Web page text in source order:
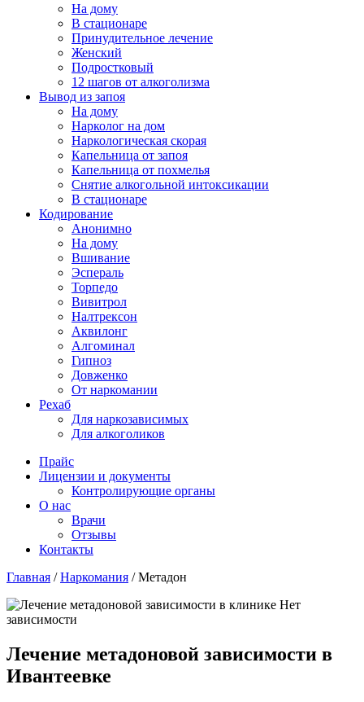
На дому
В стационаре
Принудительное лечение
Женский
Подростковый
12 шагов от алкоголизма
Вывод из запоя
На дому
Нарколог на дом
Наркологическая скорая
Капельница от запоя
Капельница от похмелья
Снятие алкогольной интоксикации
В стационаре
Кодирование
Анонимно
На дому
Вшивание
Эспераль
Торпедо
Вивитрол
Налтрексон
Аквилонг
Алгоминал
Гипноз
Довженко
От наркомании
Рехаб
Для наркозависимых
Для алкоголиков
Прайс
Лицензии и документы
Контролирующие органы
О нас
Врачи
Отзывы
Контакты
Главная /Наркомания /Метадон
Лечение метадоновой зависимости в
Ивантеевке